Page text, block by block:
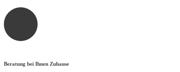
Beratung bei Ihnen Zuhause